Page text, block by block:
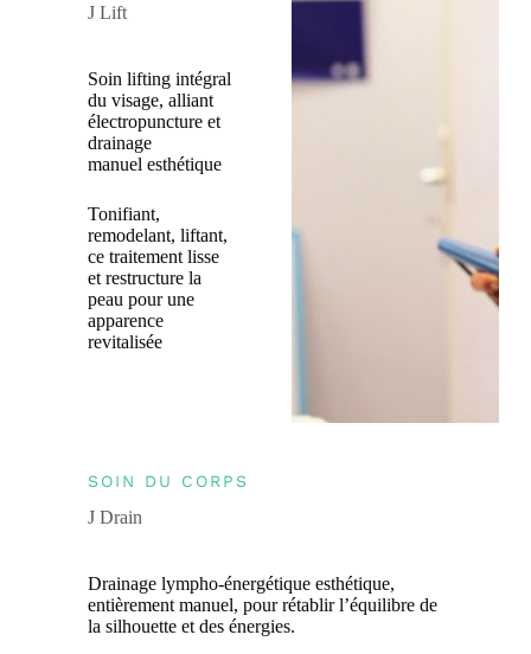
J Lift
Soin lifting intégral
du visage, alliant
électropuncture et
drainage
manuel esthétique
Tonifiant,
remodelant, liftant,
ce traitement lisse
et restructure la
peau pour une
apparence
revitalisée
SOIN DU CORPS
J Drain
Drainage lympho-énergétique esthétique,
entièrement manuel, pour rétablir l’équilibre de
la silhouette et des énergies.